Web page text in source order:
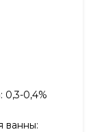
0,3-0,4%
ванны: